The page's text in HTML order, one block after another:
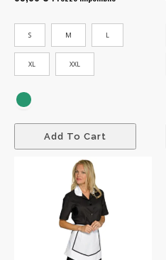
S M L
XL XXL
Add To Cart